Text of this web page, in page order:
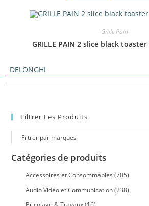
Grille Pain
GRILLE PAIN 2 slice black
DELONGHI
Filtrer Les Produits
Catégories de produits
Accessoires et Consommables (705)
Audio Vidéo et Communication (238)